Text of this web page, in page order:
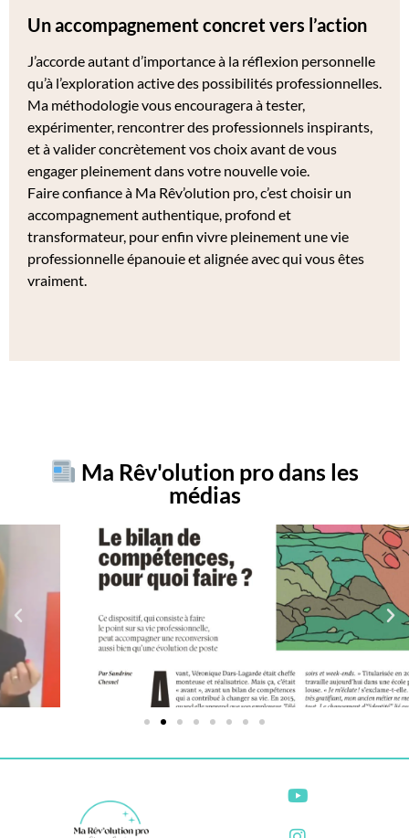
Un accompagnement concret vers l’action
J’accorde autant d’importance à la réflexion personnelle
qu’à l’exploration active des possibilités professionnelles.
Ma méthodologie vous encouragera à tester,
expérimenter, rencontrer des professionnels inspirants,
et à valider concrètement vos choix avant de vous
engager pleinement dans votre nouvelle voie.
Faire confiance à Ma Rêv’olution pro, c’est choisir un
accompagnement authentique, profond et
transformateur, pour enfin vivre pleinement une vie
professionnelle épanouie et alignée avec qui vous êtes
vraiment.
Ma Rêv'olution pro dans les
médias